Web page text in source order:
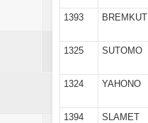
1393
BREMKUT
1325
SUTOMO
1324
YAHONO
1394
SLAMET